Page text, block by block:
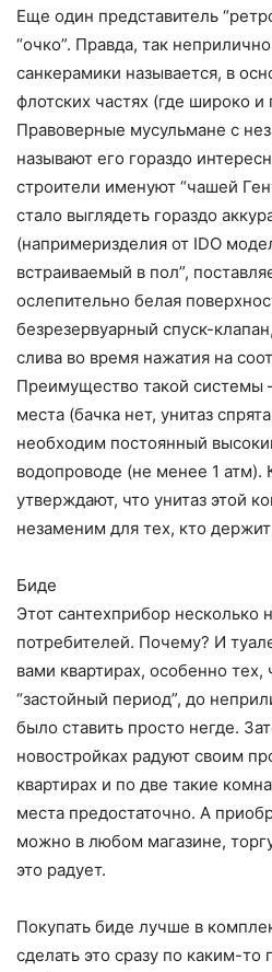
Еще один представитель
“очко”. Правда, так
санкерамики называется, в
флотских частях (где широко и
Правоверные мусульмане с
называют его гораздо
строители именуют “чашей
стало выглядеть гораздо
(напримеризделия от IDO
встраиваемый в пол”,
ослепительно белая
безрезервуарный спуск-
слива во время нажатия на
Преимущество такой системы
места (бачка нет, унитаз
необходим постоянный
водопроводе (не менее 1 атм).
утверждают, что унитаз этой
незаменим для тех, кто
Биде
Этот сантехприбор несколько
потребителей. Почему? И
вами квартирах, особенно тех,
“застойный период”, до
было ставить просто негде.
новостройках радуют своим
квартирах и по две такие
места предостаточно. А
можно в любом магазине,
это радует.
Покупать биде лучше в
сделать это сразу по каким-то